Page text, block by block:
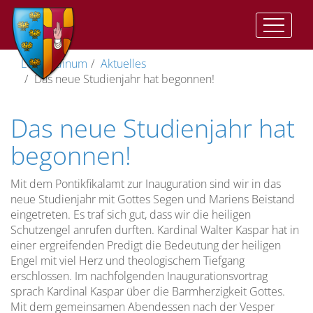
Auftrag
und
Ziel
Der
Auftrag
der
Priesterausbildung
Dimension
der
Priesterausbildung
Menschliche
Reifung
Lebens
und
Studienordnung
Vorwort
Gemeinsame
Pflege
des
geistlichen
Lebens
Studium
Die
Prüfungszeit
Lehramtliche
Dokumente
II.
Vat:
Presbyterorum
II.
Vat:
Optatam
Totius
Pastores
Dabo
vobis
Rahmenordnung
für
Spiritualität
Geistliche
Ausbildung
Leben
Im
Herzen
Katharinenkapelle
Anbetungskapelle
Josef)
Stiftskirche
Kreuzkirche
Kreuzweg
im
Leopoldinum
Leitung
Träger
Direktor
Vizedirektor
Spiritual
Vize-
Spiritual
Unsere
Gemeinschaft…
Anreise
Leopoldinum
Aktuelles
Das neue Studienjahr hat begonnen!
Das neue Studienjahr hat
begonnen!
Mit dem Pontikfikalamt zur Inauguration sind wir in das
neue Studienjahr mit Gottes Segen und Mariens Beistand
eingetreten. Es traf sich gut, dass wir die heiligen
Schutzengel anrufen durften. Kardinal Walter Kaspar hat in
einer ergreifenden Predigt die Bedeutung der heiligen
Engel mit viel Herz und theologischem Tiefgang
erschlossen. Im nachfolgenden Inaugurationsvortrag
sprach Kardinal Kaspar über die Barmherzigkeit Gottes.
Mit dem gemeinsamen Abendessen nach der Vesper